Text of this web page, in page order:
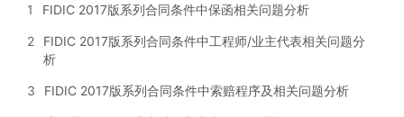
1 FIDIC 2017版系列合同条件中保函相关问题分析
2
FIDIC 2017版系列合同条件中工程师/业主代表相关问题分
析
3 FIDIC 2017版系列合同条件中索赔程序及相关问题分析